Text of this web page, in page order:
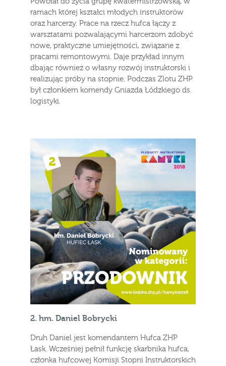
ramach której kształci młodych instruktorów
oraz harcerzy. Prace na rzecz hufca łączy z
warsztatami pozwalającymi harcerzom zdobyć
nowe, praktyczne umiejętności, związane z
pracami remontowymi. Daje przykład innym
dbając również o własny rozwój instruktorski i
realizując próby na stopnie. Podczas Zlotu ZHP
był członkiem komendy Gniazda Łódzkiego ds.
logistyki.
2. hm. Daniel Bobrycki
Druh Daniel jest komendantem Hufca ZHP
Łask. Wcześniej pełnił funkcję skarbnika hufca,
członka hufcowej Komisji Stopni Instruktorskich